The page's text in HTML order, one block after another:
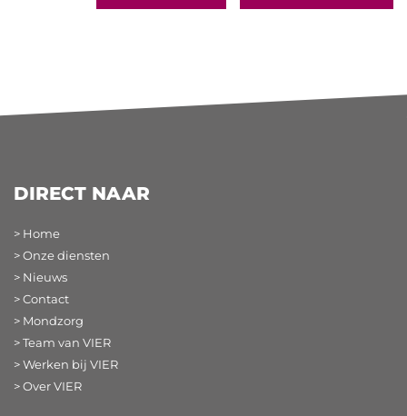
DIRECT NAAR
> Home
> Onze diensten
> Nieuws
> Contact
> Mondzorg
> Team van VIER
> Werken bij VIER
> Over VIER